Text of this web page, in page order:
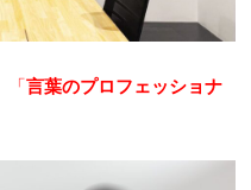
「言葉のプロフェッショナ